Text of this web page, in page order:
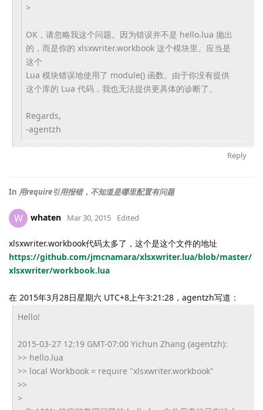
>
OK，请忽略我这个问题。因为错误并不是 hello.lua 抛出
的，而是你的 xlsxwriter.workbook 这个模块里。应当是
这个
Lua 模块错误地使用了 module() 函数。由于你没有提供
这个库的 Lua 代码，我也无法提供更具体的诊断了。
Regards,
-agentzh
Reply
In 用require引用报错，不知道是哪里配置有问题
W whaten Mar 30, 2015 Edited
xlsxwriter.workbook代码太多了，这个是这个文件的地址
https://github.com/jmcnamara/xlsxwriter.lua/blob/master/
xlsxwriter/workbook.lua
在 2015年3月28日星期六 UTC+8上午3:21:28，agentzh写道：
Hello!
2015-03-27 12:19 GMT-07:00 Yichun Zhang (agentzh):
>> hello.lua
>> local Workbook = require "xlsxwriter.workbook"
>>
>